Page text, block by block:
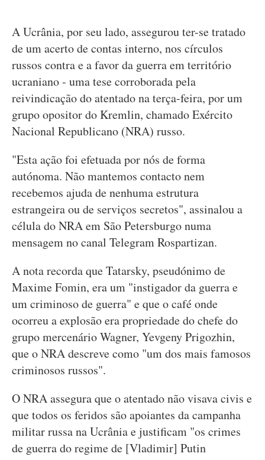
A Ucrânia, por seu lado, assegurou ter-se tratado
de um acerto de contas interno, nos círculos
russos contra e a favor da guerra em território
ucraniano - uma tese corroborada pela
reivindicação do atentado na terça-feira, por um
grupo opositor do Kremlin, chamado Exército
Nacional Republicano (NRA) russo.
"Esta ação foi efetuada por nós de forma
autónoma. Não mantemos contacto nem
recebemos ajuda de nenhuma estrutura
estrangeira ou de serviços secretos", assinalou a
célula do NRA em São Petersburgo numa
mensagem no canal Telegram Rospartizan.
A nota recorda que Tatarsky, pseudónimo de
Maxime Fomin, era um "instigador da guerra e
um criminoso de guerra" e que o café onde
ocorreu a explosão era propriedade do chefe do
grupo mercenário Wagner, Yevgeny Prigozhin,
que o NRA descreve como "um dos mais famosos
criminosos russos".
O NRA assegura que o atentado não visava civis e
que todos os feridos são apoiantes da campanha
militar russa na Ucrânia e justificam "os crimes
de guerra do regime de [Vladimir] Putin